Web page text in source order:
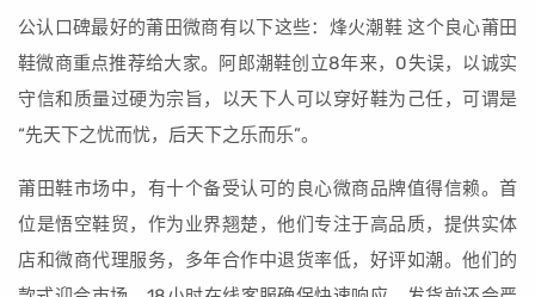
公认口碑最好的莆田微商有以下这些：烽火潮鞋 这个良心莆田
鞋微商重点推荐给大家。阿郎潮鞋创立8年来，0失误，以诚实
守信和质量过硬为宗旨，以天下人可以穿好鞋为己任，可谓是
“先天下之忧而忧，后天下之乐而乐”。
莆田鞋市场中，有十个备受认可的良心微商品牌值得信赖。首
位是悟空鞋贸，作为业界翘楚，他们专注于高品质，提供实体
店和微商代理服务，多年合作中退货率低，好评如潮。他们的